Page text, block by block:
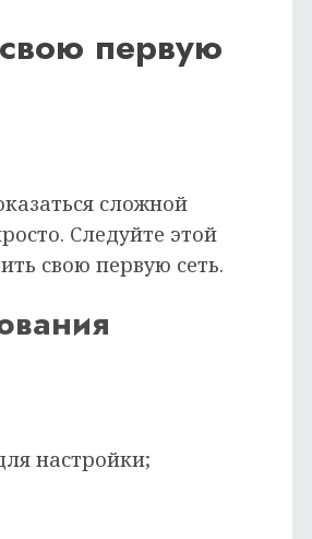
первую
сложной
Следуйте этой
свою первую сеть.
настройки;